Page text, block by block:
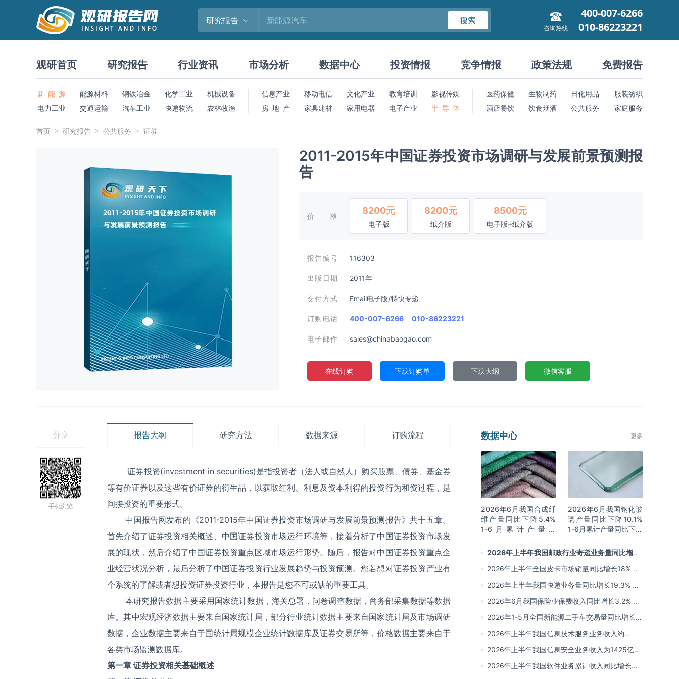
研究报告 搜索
咨询热线
400-007-6266
010-86223221
观研首页 研究报告 行业资讯 市场分析 数据中心 投资情报 竞争情报 政策法规 免费报告
新 能 源 能源材料 钢铁冶金 化学工业
机械设备
电力工业
交通运输 汽车工业 快递物流 农林牧渔
信息产业 移动电信 文化产业 教育培训
影视传媒
房 地 产
家具建材 家用电器 电子产业 半 导 体
医药保健 生物制药 日化用品
服装纺织
酒店餐饮
饮食烟酒 公共服务 家庭服务
首页 研究报告 公共服务 证券
2011-2015年中国证券投资市场调研与发展前景预测报
告
价格
8200元
电子版
8200元
纸介版
8500元
电子版+纸介版
报告编号 116303
出版日期 2011年
交付方式 Email电子版/特快专递
订购电话 400-007-6266 010-86223221
电子邮件 sales@chinabaogao.com
在线订购 下载订购单 下载大纲 微信客服
分享
手机浏览
报告大纲 研究方法 数据来源 订购流程
证券投资(investment in securities)是指投资者（法人或自然人）购买股票、债券、基金券
等有价证券以及这些有价证券的衍生品，以获取红利、利息及资本利得的投资行为和资过程，是
间接投资的重要形式。
中国报告网发布的《2011-2015年中国证券投资市场调研与发展前景预测报告》共十五章。
首先介绍了证券投资相关概述、中国证券投资市场运行环境等，接着分析了中国证券投资市场发
展的现状，然后介绍了中国证券投资重点区域市场运行形势。随后，报告对中国证券投资重点企
业经营状况分析，最后分析了中国证券投资行业发展趋势与投资预测。您若想对证券投资产业有
个系统的了解或者想投资证券投资行业，本报告是您不可或缺的重要工具。
本研究报告数据主要采用国家统计数据，海关总署，问卷调查数据，商务部采集数据等数据
库。其中宏观经济数据主要来自国家统计局，部分行业统计数据主要来自国家统计局及市场调研
数据，企业数据主要来自于国统计局规模企业统计数据库及证券交易所等，价格数据主要来自于
各类市场监测数据库。
第一章 证券投资相关基础概述
数据中心 更多
2026年6月我国合成纤
维产量同比下降5.4%
1-6月累计产量为
0.8%
2026年6月我国钢化玻
璃产量同比下降10.1%
1-6月累计产量同比下降
2026年上半年我国邮政行业寄递业务量同比增长
4.2% 业务收入同比增长6%
2026年上半年全国皮卡市场销量同比增长18% 出
口量同比增长34% 长城汽车销量领先
2026年上半年我国快递业务量同比增长19.3% 业
务收入同比增长7.3%
2026年6月我国保险业保费收入同比增长3.2% 赔
付同比增长3.8%
2026年1-5月全国新能源二手车交易量同比增长
25.7% 5月份使用年限2-4年以下交易量占比升至
2026年上半年我国信息技术服务业务收入约
52907亿元 同比增长10.4%
2026年上半年我国信息安全业务收入为1425亿元
同比增长6.3%
2026年上半年我国软件业务累计收入同比增长